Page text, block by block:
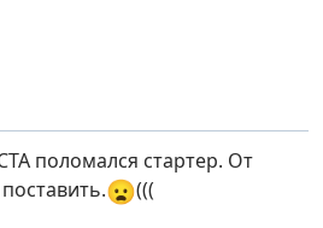
поломался стартер. От
😦(((